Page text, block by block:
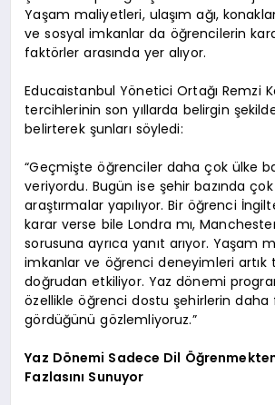
Yaşam maliyetleri, ulaşım ağı,
ve sosyal imkanlar da öğrencilerin
faktörler arasında yer alıyor.
Educaistanbul Yönetici Ortağı Remzi
tercihlerinin son yıllarda belirgin
belirterek şunları söyledi:
“Geçmişte öğrenciler daha çok ülke
veriyordu. Bugün ise şehir bazında
araştırmalar yapılıyor. Bir öğrenci
karar verse bile Londra mı,
sorusuna ayrıca yanıt arıyor. Yaşam
imkanlar ve öğrenci deneyimleri artık
doğrudan etkiliyor. Yaz dönemi
özellikle öğrenci dostu şehirlerin daha
gördüğünü gözlemliyoruz.”
Yaz Dönemi Sadece Dil
Fazlasını Sunuyor